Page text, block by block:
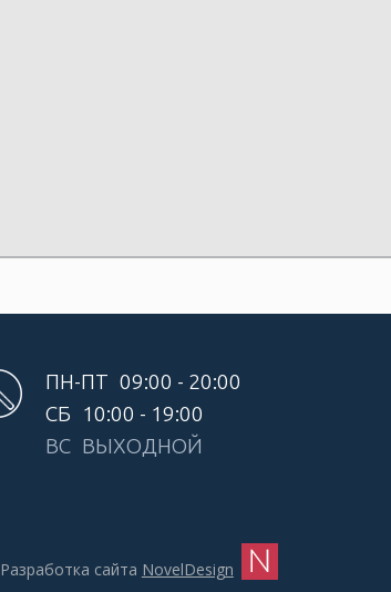
ПН-ПТ 09:00 - 20:00
СБ 10:00 - 19:00
ВС ВЫХОДНОЙ
Разработка сайта NovelDesign